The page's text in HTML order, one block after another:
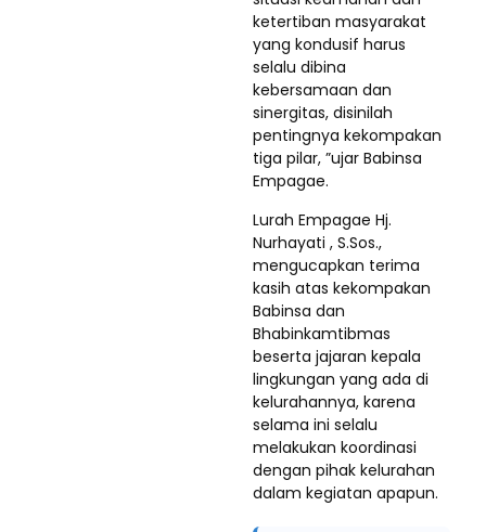
ketertiban masyarakat
yang kondusif harus
selalu dibina
kebersamaan dan
sinergitas, disinilah
pentingnya kekompakan
tiga pilar, ”ujar Babinsa
Empagae.
Lurah Empagae Hj.
Nurhayati , S.Sos.,
mengucapkan terima
kasih atas kekompakan
Babinsa dan
Bhabinkamtibmas
beserta jajaran kepala
lingkungan yang ada di
kelurahannya, karena
selama ini selalu
melakukan koordinasi
dengan pihak kelurahan
dalam kegiatan apapun.